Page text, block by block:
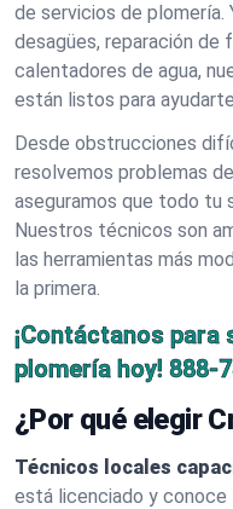
de servicios de plomería.
desagües, reparación de
calentadores de agua,
están listos para
Desde obstrucciones
resolvemos problemas
aseguramos que todo tu
Nuestros técnicos son
las herramientas más
la primera.
¡Contáctanos
plomería hoy! 888-
¿Por qué elegir
Técnicos locales
está licenciado y conoce